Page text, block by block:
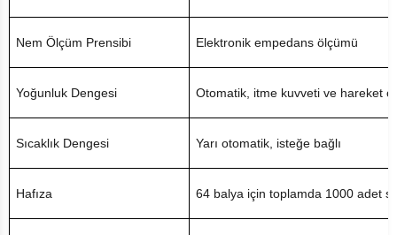
Nem Ölçüm Prensibi Elektronik empedans ölçümü
Yoğunluk Dengesi Otomatik, itme kuvveti ve hareket
Sıcaklık Dengesi Yarı otomatik, isteğe bağlı
Hafıza 64 balya için toplamda 1000 adet